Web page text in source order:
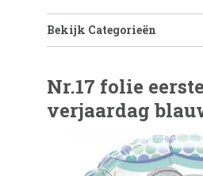
Bekijk Categorieën
Nr.17 folie eerste
verjaardag